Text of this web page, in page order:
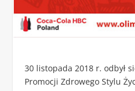
30 listopada 2018 r. odbył
Promocji Zdrowego Stylu